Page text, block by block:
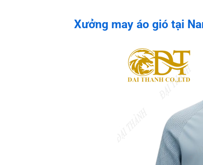
Xưởng may áo gió tại